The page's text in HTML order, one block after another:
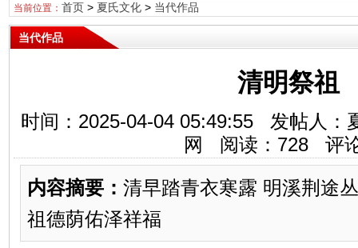
当前位置： 首页> 夏氏文化> 当代作品
当代作品
清明祭祖
时间：2025-04-04 05:49:55 发帖人
网 阅读： 728评
内容摘要： 清早踏青衣寒露 明溪荆途
祖德荫佑泽祥福